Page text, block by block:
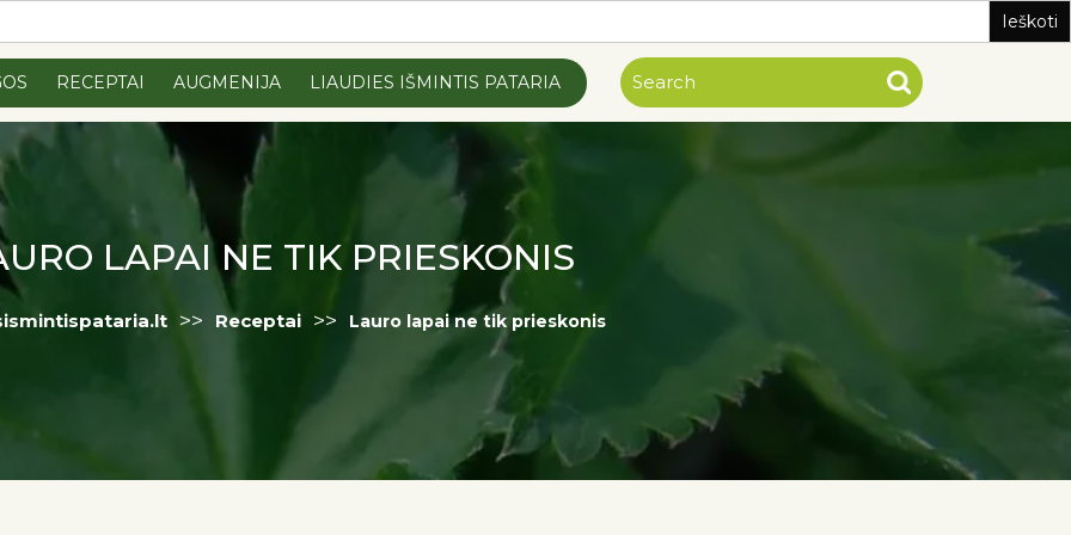
RECEPTAI AUGMENIJA LIAUDIES IŠMINTIS PATARIA
LAPAI NE TIK PRIESKONIS
>> Receptai >> Lauro lapai ne tik prieskonis